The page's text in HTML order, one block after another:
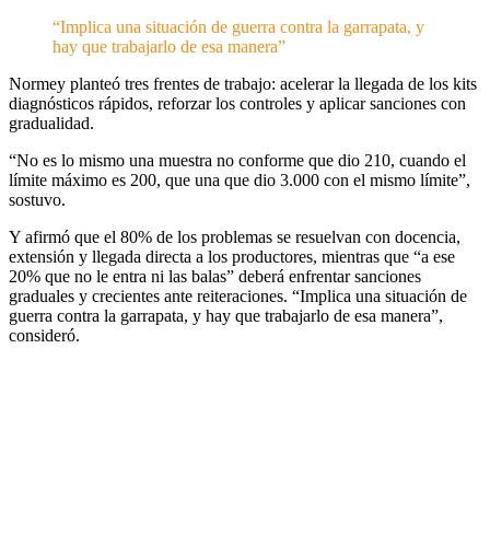
“Implica una situación de guerra contra la garrapata, y
hay que trabajarlo de esa manera”
Normey planteó tres frentes de trabajo: acelerar la llegada de los kits
diagnósticos rápidos, reforzar los controles y aplicar sanciones con
gradualidad.
“No es lo mismo una muestra no conforme que dio 210, cuando el
límite máximo es 200, que una que dio 3.000 con el mismo límite”,
sostuvo.
Y afirmó que el 80% de los problemas se resuelvan con docencia,
extensión y llegada directa a los productores, mientras que “a ese
20% que no le entra ni las balas” deberá enfrentar sanciones
graduales y crecientes ante reiteraciones. “Implica una situación de
guerra contra la garrapata, y hay que trabajarlo de esa manera”,
consideró.